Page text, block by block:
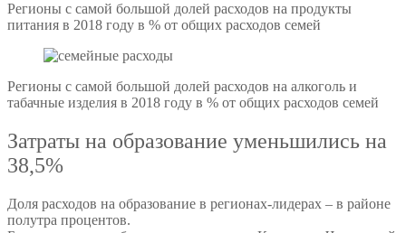
Регионы с самой большой долей расходов на продукты
питания в 2018 году в % от общих расходов семей
Регионы с самой большой долей расходов на алкоголь и
табачные изделия в 2018 году в % от общих расходов семей
Затраты на образование уменьшились на
38,5%
Доля расходов на образование в регионах-лидерах – в районе
полутра процентов.